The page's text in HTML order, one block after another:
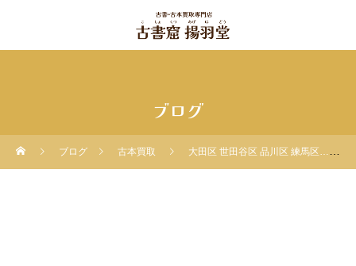
ブログ
ブログ 古本買取 大田区 世田谷区 品川区 練馬区…都内の買い取り強化中です｜古本出張買取専門店 古書窟揚羽堂